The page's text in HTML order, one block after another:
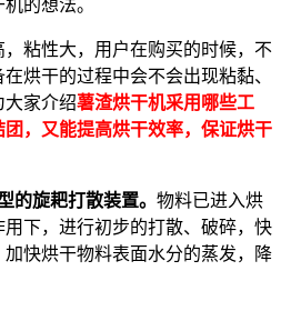
的想法。
粘性大，用户在购买的时候，不
烘干的过程中会不会出现粘黏、
大家介绍薯渣烘干机采用哪些工
，又能提高烘干效率，保证烘干
的旋耙打散装置。 物料已进入烘
下，进行初步的打散、破碎，快
快烘干物料表面水分的蒸发，降